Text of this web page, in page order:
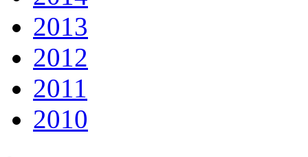
2013
2012
2011
2010